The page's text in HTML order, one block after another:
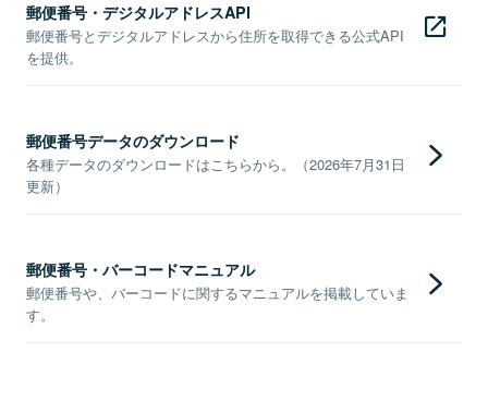
郵便番号・デジタルアドレスAPI
郵便番号とデジタルアドレスから住所を取得できる公式API
を提供。
郵便番号データのダウンロード
各種データのダウンロードはこちらから。（2026年7月31日
更新）
郵便番号・バーコードマニュアル
郵便番号や、バーコードに関するマニュアルを掲載していま
す。